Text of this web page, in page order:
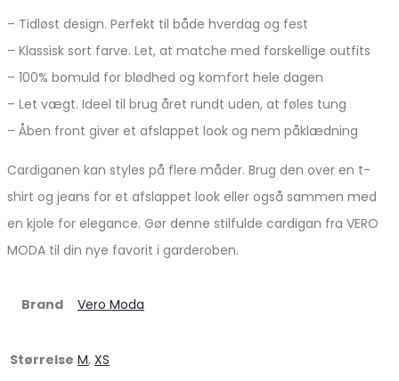
– Tidløst design. Perfekt til både hverdag og fest
– Klassisk sort farve. Let, at matche med forskellige outfits
– 100% bomuld for blødhed og komfort hele dagen
– Let vægt. Ideel til brug året rundt uden, at føles tung
– Åben front giver et afslappet look og nem påklædning
Cardiganen kan styles på flere måder. Brug den over en t-
shirt og jeans for et afslappet look eller også sammen med
en kjole for elegance. Gør denne stilfulde cardigan fra VERO
MODA til din nye favorit i garderoben.
Brand Vero Moda
Størrelse M, XS